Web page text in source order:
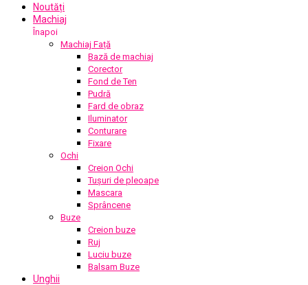
Noutăți
Machiaj
Înapoi
Machiaj Față
Bază de machiaj
Corector
Fond de Ten
Pudră
Fard de obraz
Iluminator
Conturare
Fixare
Ochi
Creion Ochi
Tușuri de pleoape
Mascara
Sprâncene
Buze
Creion buze
Ruj
Luciu buze
Balsam Buze
Unghii